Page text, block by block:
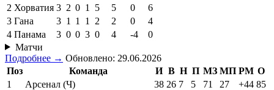
2 Хорватия 3 2 0 1 5 5 0
6
3 Гана 3 1 1 1 2 2 0
4
4 Панама 3 0 0 3 0 4 -4
0
Матчи
Подробнее → Обновлено: 29.06.2026
Поз
Команда И В Н П МЗ МП РМ О
1
Арсенал (Ч) 38 26 7 5 71 27 +44 85